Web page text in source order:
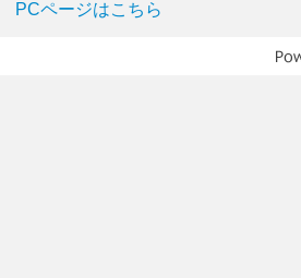
PCページはこちら